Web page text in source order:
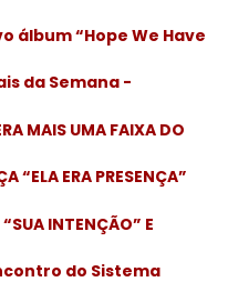
álbum “Hope We Have
da Semana -
MAIS UMA FAIXA DO
“ELA ERA PRESENÇA”
INTENÇÃO” E
do Sistema